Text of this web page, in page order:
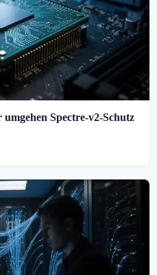
Spectre-v2-Schutz